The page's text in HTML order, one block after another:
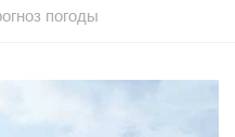
погоды